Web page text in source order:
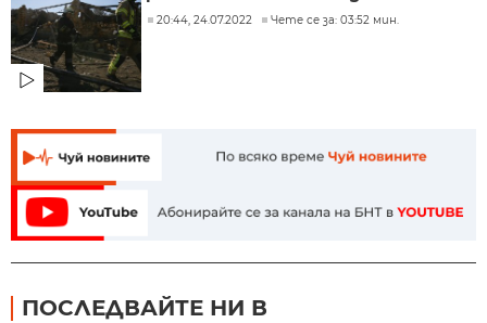
20:44, 24.07.2022 Чете се за: 03:52 мин.
ПОСЛЕДВАЙТЕ НИ В